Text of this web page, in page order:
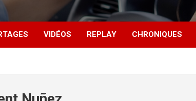
VIDÉOS REPLAY CHRONIQUES